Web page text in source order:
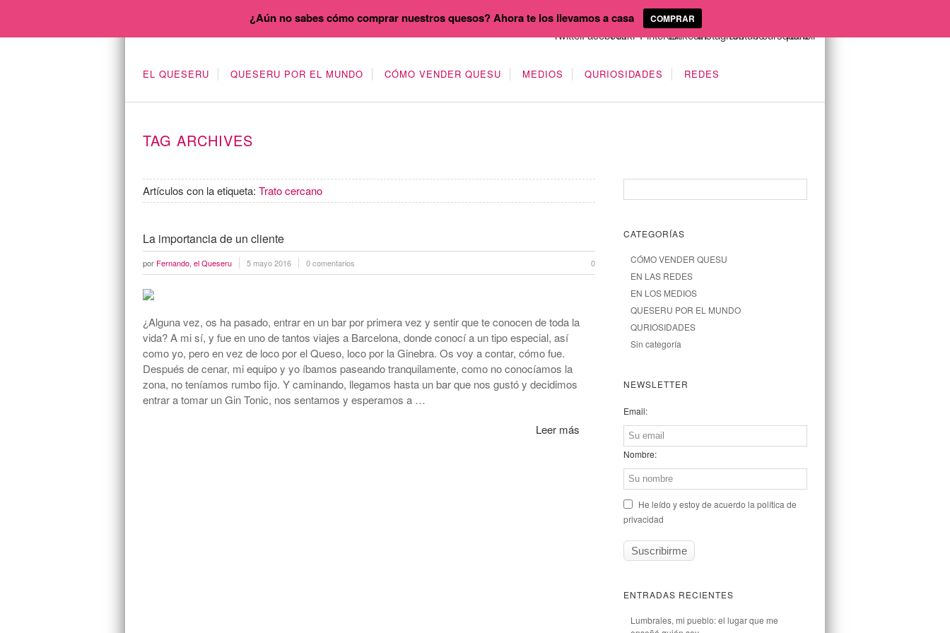
EL QUESERU QUESERU POR EL MUNDO CÓMO VENDER QUESU MEDIOS QURIOSIDADES REDES
TAG ARCHIVES
Artículos con la etiqueta: Trato cercano
La importancia de un cliente
por Fernando, el Queseru 5 mayo 2016 0 comentarios 0
¿Alguna vez, os ha pasado, entrar en un bar por primera vez y sentir que te conocen de toda la
vida? A mi sí, y fue en uno de tantos viajes a Barcelona, donde conocí a un tipo especial, así
como yo, pero en vez de loco por el Queso, loco por la Ginebra. Os voy a contar, cómo fue.
Después de cenar, mi equipo y yo íbamos paseando tranquilamente, como no conocíamos la
zona, no teníamos rumbo fijo. Y caminando, llegamos hasta un bar que nos gustó y decidimos
entrar a tomar un Gin Tonic, nos sentamos y esperamos a …
Leer más
CATEGORÍAS
CÓMO VENDER QUESU
EN LAS REDES
EN LOS MEDIOS
QUESERU POR EL MUNDO
QURIOSIDADES
Sin categoría
NEWSLETTER
Email:
Nombre:
He leído y estoy de acuerdo la política de
privacidad
ENTRADAS RECIENTES
Lumbrales, mi pueblo: el lugar que me
¿Aún no sabes cómo comprar nuestros quesos? Ahora te los llevamos a casa COMPRAR